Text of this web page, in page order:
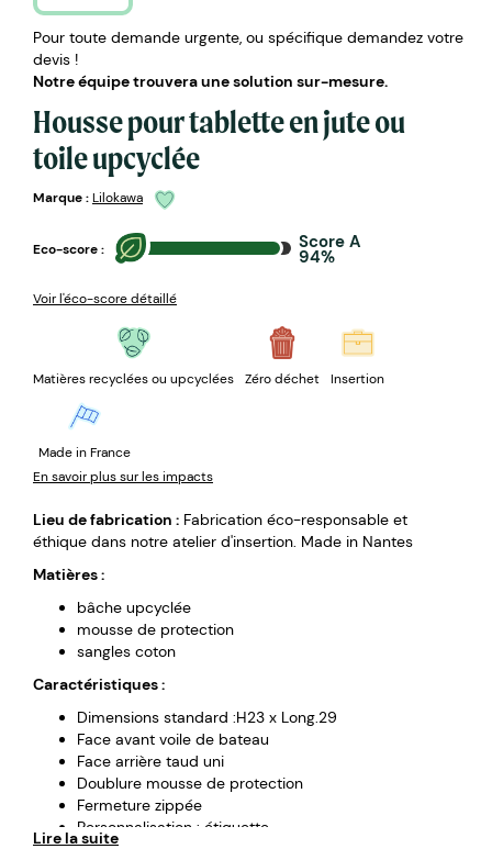
Pour toute demande urgente, ou spécifique demandez votre
devis !
Notre équipe trouvera une solution sur-mesure.
Housse pour tablette en jute ou
toile upcyclée
Marque :Lilokawa
Eco-score : Score A
94%
Voir l'éco-score détaillé
Matières recyclées ou upcyclées Zéro déchet Insertion
Made in France
En savoir plus sur les impacts
Lieu de fabrication : Fabrication éco-responsable et
éthique dans notre atelier d'insertion. Made in Nantes
Matières :
bâche upcyclée
mousse de protection
sangles coton
Caractéristiques :
Dimensions standard :H23 x Long.29
Face avant voile de bateau
Face arrière taud uni
Doublure mousse de protection
Fermeture zippée
Personnalisation : étiquette.
Lire la suite